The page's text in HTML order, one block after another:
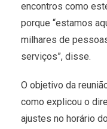
encontros como
porque “estamos
milhares de
serviços”, disse.
O objetivo da
como explicou o
ajustes no horário